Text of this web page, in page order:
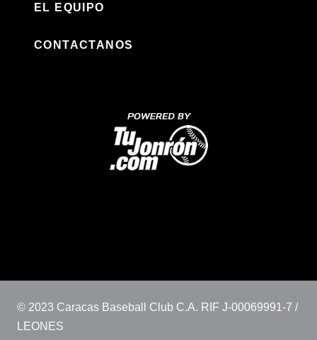
EL EQUIPO
CONTACTANOS
© 2023 Caracas Baseball Club C.A. RIF J-00069991-7 /
LEONES